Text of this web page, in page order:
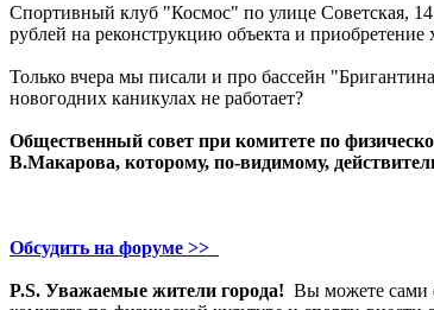
Спортивный клуб "Космос" по улице Советская,
рублей на реконструкцию объекта и
Только вчера мы писали и про бассейн
новогодних каникулах не работает?
Общественный совет при комитете по
В.Макарова, которому, по-видимому,
Обсудить на форуме >>
P.S. Уважаемые жители города! Вы можете сами